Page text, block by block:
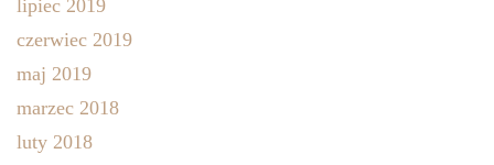
lipiec 2019
czerwiec 2019
maj 2019
marzec 2018
luty 2018